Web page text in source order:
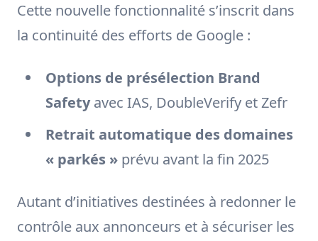
Cette nouvelle fonctionnalité s’inscrit dans
la continuité des efforts de Google :
Options de présélection Brand
Safetyavec IAS, DoubleVerify et Zefr
Retrait automatique des domaines
« parkés » prévu avant la fin 2025
Autant d’initiatives destinées à redonner le
contrôle aux annonceurs et à sécuriser les